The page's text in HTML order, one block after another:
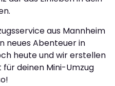
aus Mannheim
neues Abenteuer in
heute und wir erstellen
deinen Mini-Umzug